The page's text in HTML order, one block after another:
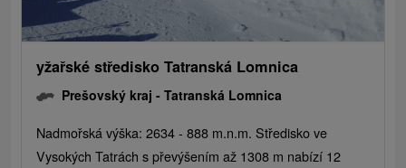
yžařské středisko Tatranská Lomnica
Prešovský kraj -Tatranská Lomnica
Nadmořská výška: 2634 - 888 m.n.m. Středisko ve
Vysokých Tatrách s převýšením až 1308 m nabízí 12